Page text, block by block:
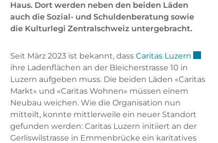
Haus. Dort werden neben den beiden Läden
auch die Sozial- und Schuldenberatung sowie
die Kulturlegi Zentralschweiz untergebracht.
Seit März 2023 ist bekannt, dass Caritas Luzern
ihre Ladenflächen an der Bleicherstrasse 10 in
Luzern aufgeben muss. Die beiden Läden «Caritas
Markt» und «Caritas Wohnen» müssen einem
Neubau weichen. Wie die Organisation nun
mitteilt, konnte mittlerweile ein neuer Standort
gefunden werden: Caritas Luzern initiiert an der
Gerliswilstrasse in Emmenbrücke ein karitatives